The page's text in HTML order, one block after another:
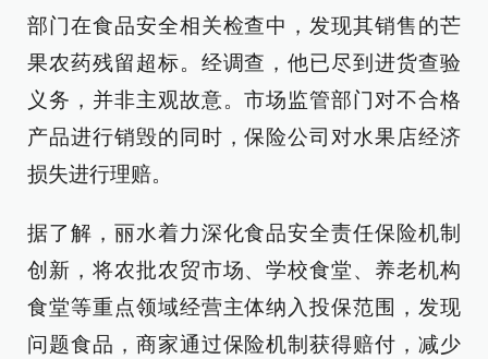
部门在食品安全相关检查中，发现其销售的芒
果农药残留超标。经调查，他已尽到进货查验
义务，并非主观故意。市场监管部门对不合格
产品进行销毁的同时，保险公司对水果店经济
损失进行理赔。
据了解，丽水着力深化食品安全责任保险机制
创新，将农批农贸市场、学校食堂、养老机构
食堂等重点领域经营主体纳入投保范围，发现
问题食品，商家通过保险机制获得赔付，减少